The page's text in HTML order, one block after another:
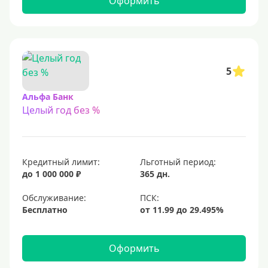
С 23 лет
Льготный период (без процентов)
С льготным периодом
50 дней
55 дней
На 90 дней
100 дней
110 дней
5
Альфа Банк
Целый год без %
Кредитный лимит:
до 1 000 000 ₽
Льготный период:
365 дн.
Обслуживание:
Бесплатно
Оформить